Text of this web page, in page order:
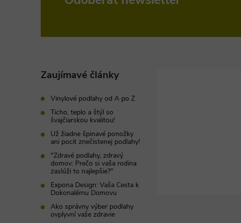
Zaujímavé články
Vinylové podlahy od A po Z
Ticho, teplo a štýl so
švajčiarskou kvalitou!
Už žiadne špinavé ponožky
ani pocit znečistenej podlahy!
"Zdravé podlahy, zdravý
domov: Prečo si vaša rodina
zaslúži to najlepšie?"
Expona Design: Vaša Cesta k
Dokonalému Domovu
Ako správny výber podlahy
ovplyvní vaše zdravie